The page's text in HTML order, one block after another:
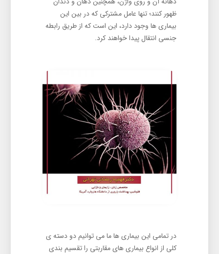
ظهور کنند؛ تنها عامل مشترکی که در بین این
بیماری ها وجود دارد، این است که از طریق رابطه
جنسی انتقال پیدا خواهند کرد.
در تمامی این بیماری ها ما می توانیم دو دسته ی
کلی از انواع بیماری های مقاربتی را تقسیم بندی